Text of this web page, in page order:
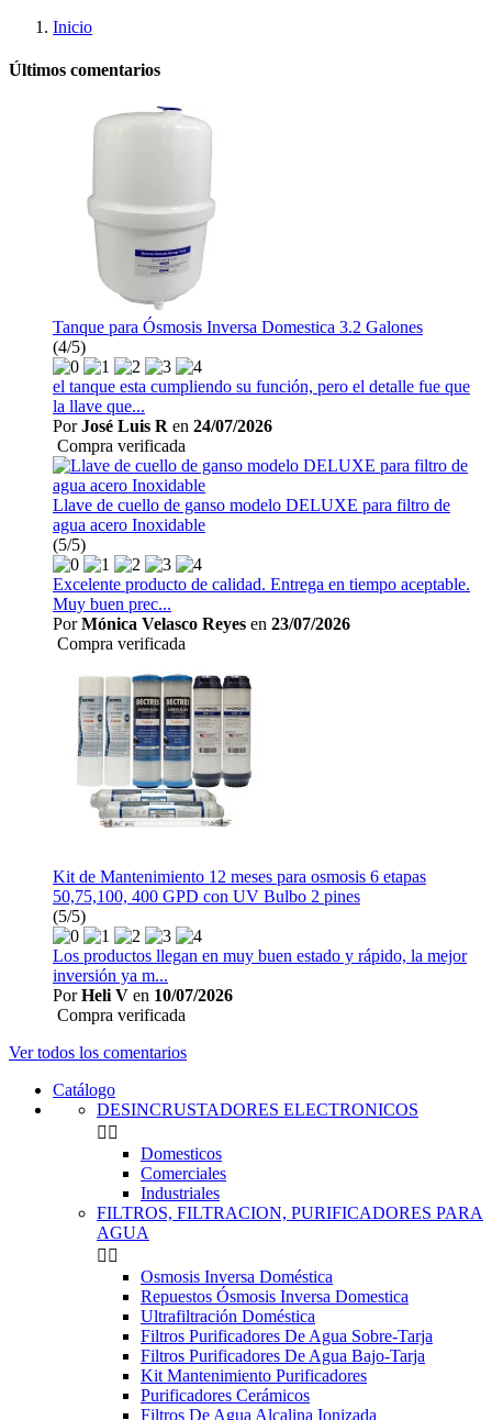
Inicio
Últimos comentarios
Tanque para Ósmosis Inversa Domestica 3.2 Galones
(4/5)
el tanque esta cumpliendo su función, pero el detalle fue que
la llave que...
PorJosé Luis R en 24/07/2026
Compra verificada
Llave de cuello de ganso modelo DELUXE para filtro de
agua acero Inoxidable
(5/5)
Excelente producto de calidad. Entrega en tiempo aceptable.
Muy buen prec...
PorMónica Velasco Reyes en 23/07/2026
Compra verificada
Kit de Mantenimiento 12 meses para osmosis 6 etapas
50,75,100, 400 GPD con UV Bulbo 2 pines
(5/5)
Los productos llegan en muy buen estado y rápido, la mejor
inversión ya m...
PorHeli V en 10/07/2026
Compra verificada
Ver todos los comentarios
Catálogo
DESINCRUSTADORES ELECTRONICOS
 
Domesticos
Comerciales
Industriales
FILTROS, FILTRACION, PURIFICADORES PARA
AGUA
 
Osmosis Inversa Doméstica
Repuestos Ósmosis Inversa Domestica
Ultrafiltración Doméstica
Filtros Purificadores De Agua Sobre-Tarja
Filtros Purificadores De Agua Bajo-Tarja
Kit Mantenimiento Purificadores
Purificadores Cerámicos
Filtros De Agua Alcalina Ionizada